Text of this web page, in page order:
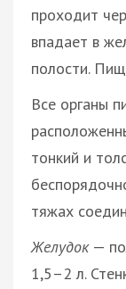
проходит
впадает в
полости.
Все органы
тонкий и
тяжах
Желудок—
1,5–2 л.